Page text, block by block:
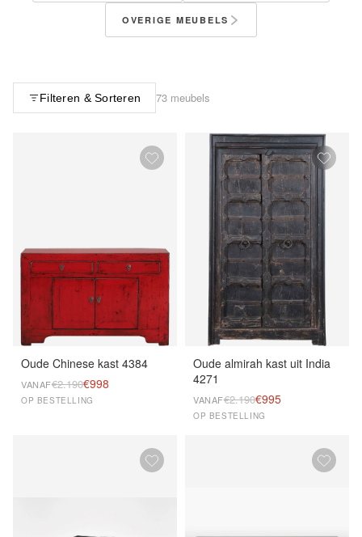
OVERIGE MEUBELS
Filteren & Sorteren 73 meubels
Oude Chinese kast 4384
VANAF€2.190€998
OP BESTELLING
Oude almirah kast uit India
4271
VANAF€2.190€995
OP BESTELLING